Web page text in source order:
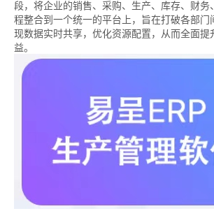
段，将企业的销售、采购、生产、库存、财务
程整合到一个统一的平台上，旨在打破各部门
现数据实时共享，优化资源配置，从而全面提
益。